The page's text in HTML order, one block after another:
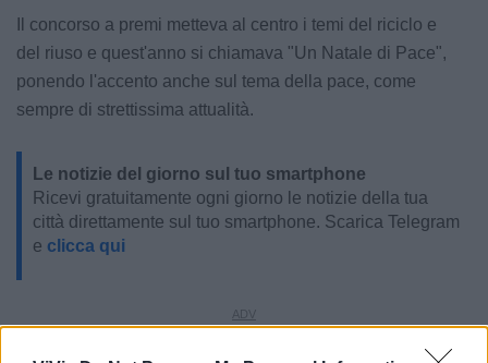
Il concorso a premi metteva al centro i temi del riciclo e
del riuso e quest'anno si chiamava "Un Natale di Pace",
ponendo l'accento anche sul tema della pace, come
sempre di strettissima attualità.
Le notizie del giorno sul tuo smartphone
Ricevi gratuitamente ogni giorno le notizie della tua
città direttamente sul tuo smartphone. Scarica Telegram
e clicca qui